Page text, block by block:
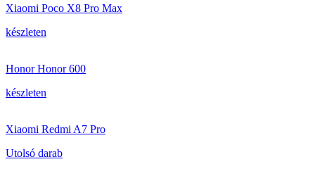
Xiaomi Poco X8 Pro Max
készleten
Honor Honor 600
készleten
Xiaomi Redmi A7 Pro
Utolsó darab